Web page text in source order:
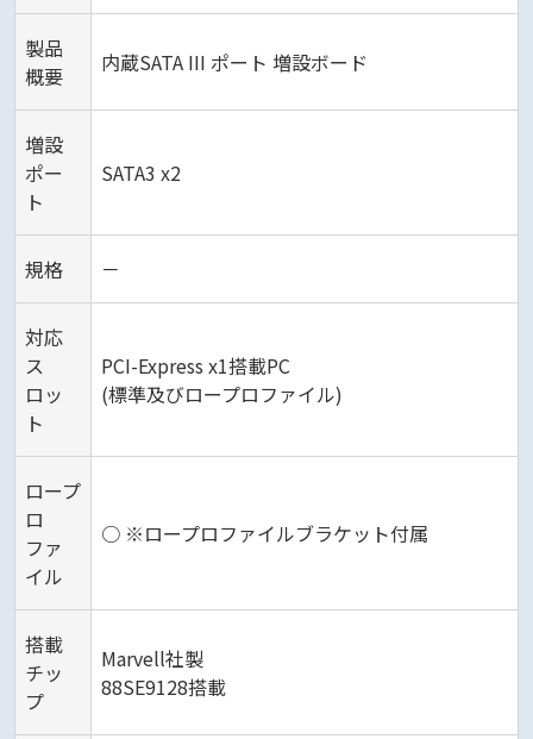
製品
概要
内蔵SATA III ポート 増設ボード
増設
ポー
ト
SATA3 x2
規格 －
対応
ス
ロッ
ト
PCI-Express x1搭載PC
(標準及びロープロファイル)
ロープ
ロ
ファ
イル
○ ※ロープロファイルブラケット付属
搭載
チッ
プ
Marvell社製
88SE9128搭載